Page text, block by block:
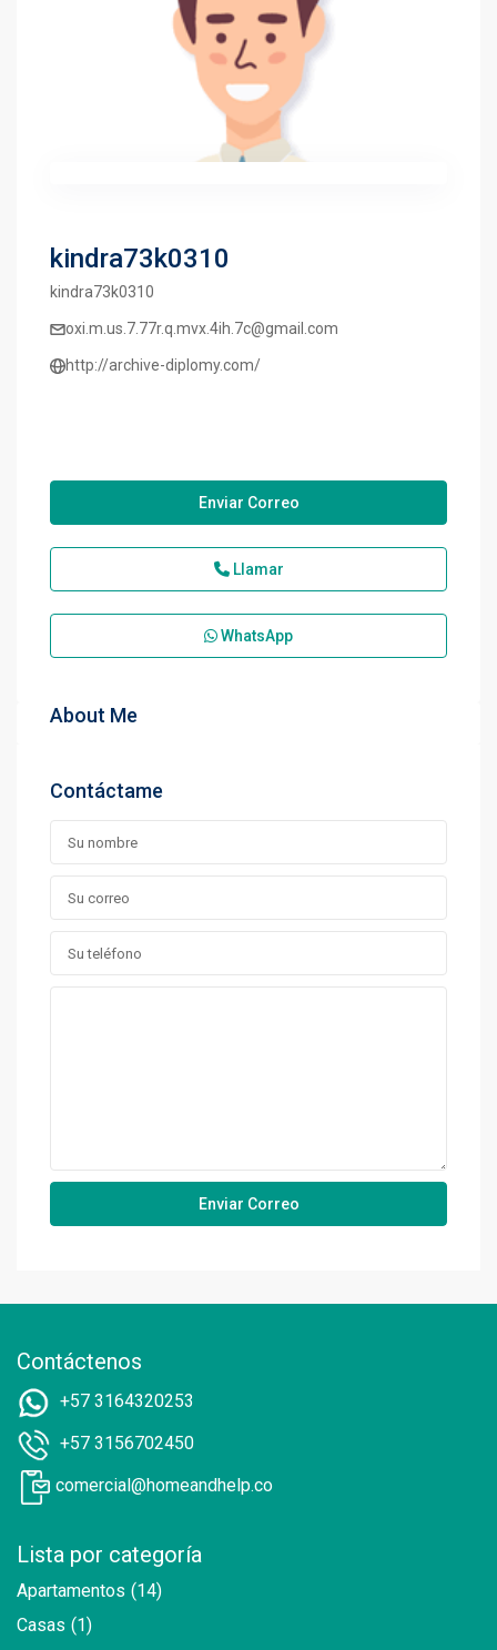
kindra73k0310
kindra73k0310
oxi.m.us.7.77r.q.mvx.4ih.7c@gmail.com
http://archive-diplomy.com/
Enviar Correo
Llamar
WhatsApp
About Me
Contáctame
Contáctenos
+57 3164320253
+57 3156702450
comercial@homeandhelp.co
Lista por categoría
Apartamentos (14)
Casas (1)